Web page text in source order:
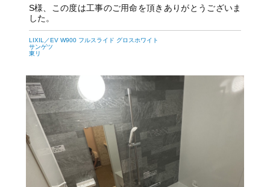
S様、この度は工事のご用命を頂きありがとうございま
した。
LIXIL／EV W900 フルスライド グロスホワイト
サンゲツ
東リ